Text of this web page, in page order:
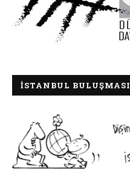
İSTANBUL BULUŞMASI